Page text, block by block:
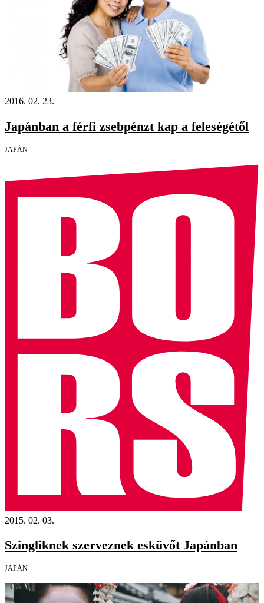
2016. 02. 23.
Japánban a férfi zsebpénzt kap a feleségétől
JAPÁN
2015. 02. 03.
Szingliknek szerveznek esküvőt Japánban
JAPÁN